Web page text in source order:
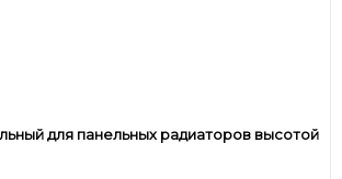
для панельных радиаторов высотой